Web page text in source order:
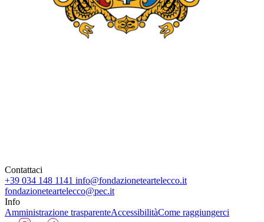
Contattaci
+39 034 148 1141 info@fondazioneteartelecco.it
fondazioneteartelecco@pec.it
Info
Amministrazione trasparenteAccessibilitàCome raggiungerci